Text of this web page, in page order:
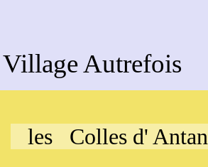
Autrefois
les Colles d'